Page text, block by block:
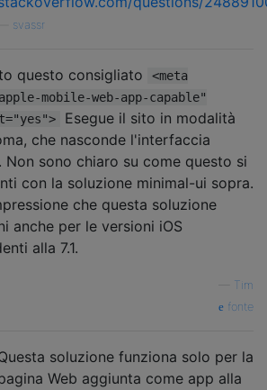
svassr
questo consigliato
<meta
mobile-web-app-capable"
Esegue il sito in modalità
che nasconde l'interfaccia
Non sono chiaro su come questo si
con la soluzione minimal-ui sopra.
che questa soluzione
anche per le versioni iOS
alla 7.1.
Tim
fonte
soluzione funziona solo per la
Web aggiunta come app alla